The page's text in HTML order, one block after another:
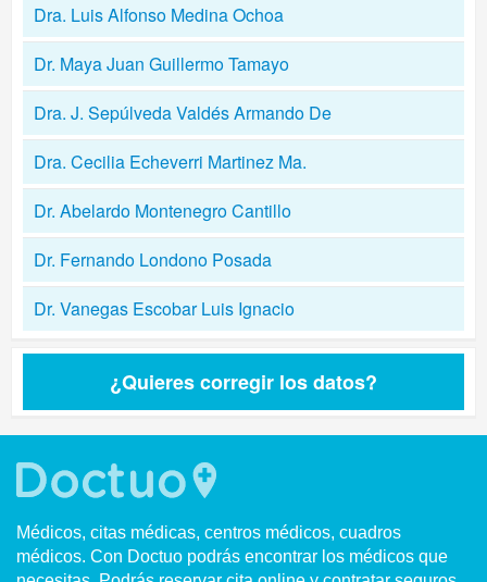
Dra. Luis Alfonso Medina Ochoa
Dr. Maya Juan Guillermo Tamayo
Dra. J. Sepúlveda Valdés Armando De
Dra. Cecilia Echeverri Martinez Ma.
Dr. Abelardo Montenegro Cantillo
Dr. Fernando Londono Posada
Dr. Vanegas Escobar Luis Ignacio
¿Quieres corregir los datos?
Médicos, citas médicas, centros médicos, cuadros
médicos. Con Doctuo podrás encontrar los médicos que